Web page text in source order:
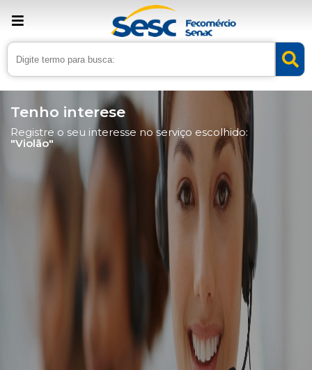
Tenho interese
Registre o seu interesse no serviço escolhido:
"Violão"